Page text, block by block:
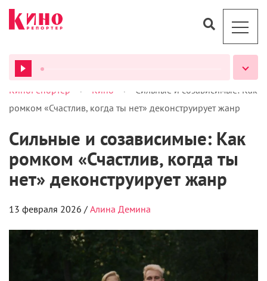
ВСЕ ПОДКАСТЫ
ромком «Счастлив, когда ты нет» деконструирует жанр
Сильные и созависимые: Как
ромком «Счастлив, когда ты
нет» деконструирует жанр
13 февраля 2026 / Алина Демина